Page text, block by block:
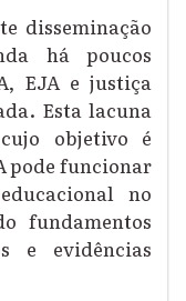
disseminação
há poucos
EJA e justiça
Esta lacuna
objetivo é
pode funcionar
no
fundamentos
e evidências